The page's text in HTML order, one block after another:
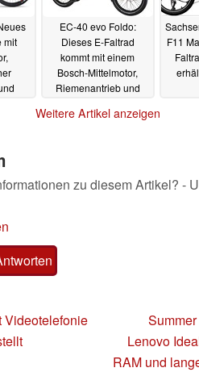
mit
EC-40 evo Foldo:
Dieses E-Faltrad
kommt mit einem
Bosch-Mittelmotor,
Riemenantrieb und
F11
Weitere Artikel anzeigen
zu diesem Artikel? -
Videotelefonie
Lenovo
RAM und